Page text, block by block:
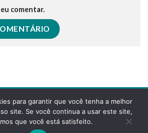
comentar.
DE PRIVACIDADE FAQS
para garantir que você tenha a melhor
site. Se você continua a usar este site,
que você está satisfeito.